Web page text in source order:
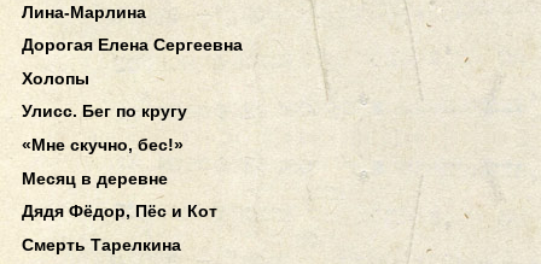
Лина-Марлина
Дорогая Елена Сергеевна
Холопы
Улисс. Бег по кругу
«Мне скучно, бес!»
Месяц в деревне
Дядя Фёдор, Пёс и Кот
Смерть Тарелкина